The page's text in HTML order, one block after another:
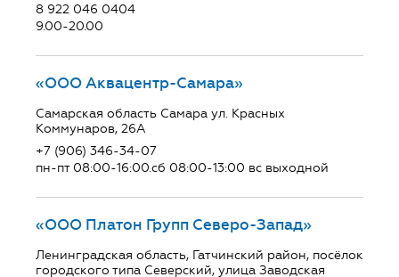
8 922 046 0404
9.00-20.00
«ООО Аквацентр-Самара»
Самарская область Самара ул. Красных
Коммунаров, 26А
+7 (906) 346-34-07
пн-пт 08:00-16:00.сб 08:00-13:00 вс выходной
«ООО Платон Групп Северо-Запад»
Ленинградская область, Гатчинский район, посёлок
городского типа Северский, улица Заводская